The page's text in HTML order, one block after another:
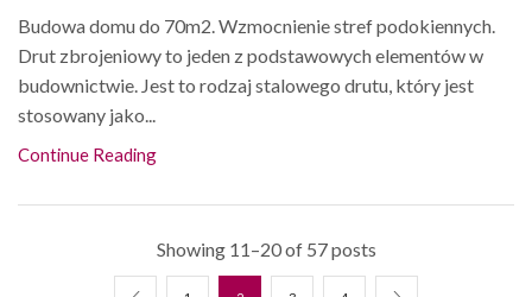
Budowa domu do 70m2. Wzmocnienie stref podokiennych.
Drut zbrojeniowy to jeden z podstawowych elementów w
budownictwie. Jest to rodzaj stalowego drutu, który jest
stosowany jako...
Continue Reading
Showing 11–20 of 57 posts